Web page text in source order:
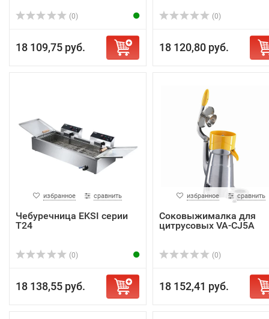
(0)
18 109,75 руб.
(0)
18 120,80 руб.
избранное сравнить
Чебуречница EKSI серии
T24
(0)
18 138,55 руб.
избранное сравнить
Соковыжималка для
цитрусовых VA-CJ5A
(0)
18 152,41 руб.